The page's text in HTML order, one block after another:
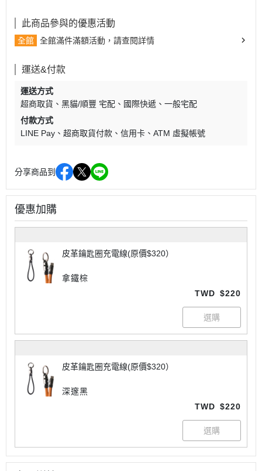
此商品參與的優惠活動
全館 全館滿件滿額活動，請查閱詳情
運送&付款
運送方式
超商取貨
黑貓/順豐 宅配 國際快遞
一般宅配
付款方式
LINE Pay
超商取貨付款 信用卡 ATM 虛擬帳號
分享商品到
優惠加購
皮革鑰匙圈充電線(原價$320）
拿鐵棕
TWD $220
皮革鑰匙圈充電線(原價$320）
深邃黑
TWD $220